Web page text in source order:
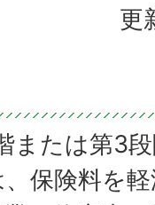
更
または第3
保険料を